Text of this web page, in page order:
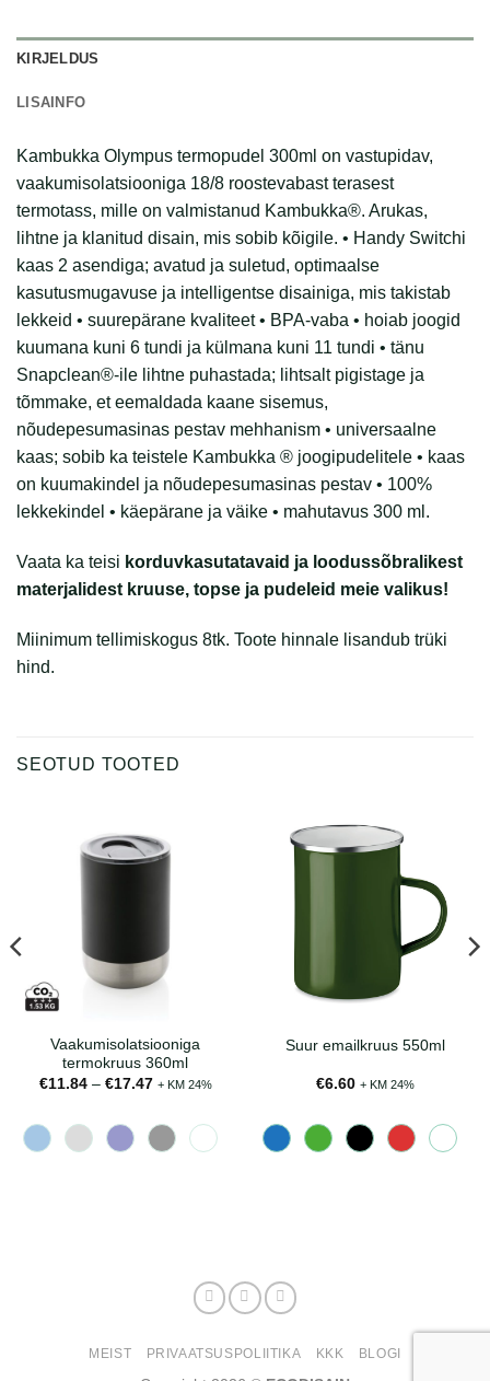
KIRJELDUS
LISAINFO
Kambukka Olympus termopudel 300ml on vastupidav,
vaakumisolatsiooniga 18/8 roostevabast terasest
termotass, mille on valmistanud Kambukka®. Arukas,
lihtne ja klanitud disain, mis sobib kõigile. • Handy Switchi
kaas 2 asendiga; avatud ja suletud, optimaalse
kasutusmugavuse ja intelligentse disainiga, mis takistab
lekkeid • suurepärane kvaliteet • BPA-vaba • hoiab joogid
kuumana kuni 6 tundi ja külmana kuni 11 tundi • tänu
Snapclean®-ile lihtne puhastada; lihtsalt pigistage ja
tõmmake, et eemaldada kaane sisemus,
nõudepesumasinas pestav mehhanism • universaalne
kaas; sobib ka teistele Kambukka ® joogipudelitele • kaas
on kuumakindel ja nõudepesumasinas pestav • 100%
lekkekindel • käepärane ja väike • mahutavus 300 ml.
Vaata ka teisi korduvkasutatavaid ja loodussõbralikest
materjalidest kruuse, topse ja pudeleid meie valikus!
Miinimum tellimiskogus 8tk. Toote hinnale lisandub trüki
hind.
SEOTUD TOOTED
Vaakumisolatsiooniga
termokruus 360ml
€11.84 – €17.47Hinnavahemik:
€17.47
+ KM 24%
Suur emailkruus 550ml
€6.60 + KM 24%
MEIST PRIVAATSUSPOLIITIKA KKK BLOGI